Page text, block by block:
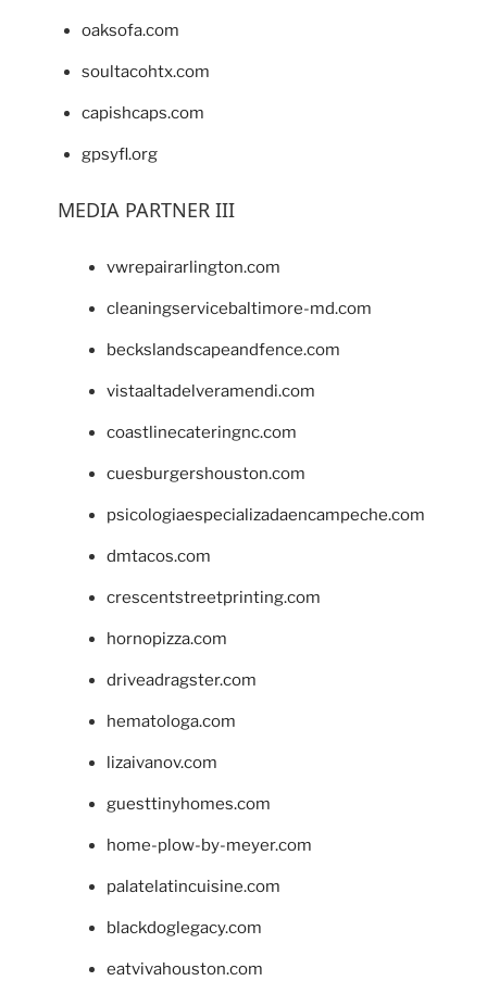
oaksofa.com
soultacohtx.com
capishcaps.com
gpsyfl.org
MEDIA PARTNER III
vwrepairarlington.com
cleaningservicebaltimore-md.com
beckslandscapeandfence.com
vistaaltadelveramendi.com
coastlinecateringnc.com
cuesburgershouston.com
psicologiaespecializadaencampeche.com
dmtacos.com
crescentstreetprinting.com
hornopizza.com
driveadragster.com
hematologa.com
lizaivanov.com
guesttinyhomes.com
home-plow-by-meyer.com
palatelatincuisine.com
blackdoglegacy.com
eatvivahouston.com